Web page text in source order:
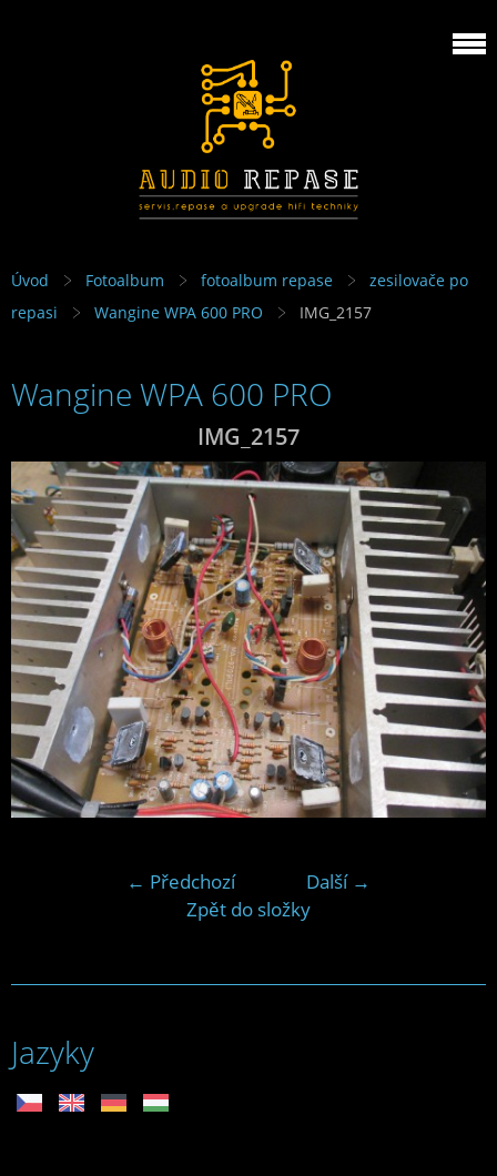
Úvod Fotoalbum fotoalbum repase
zesilovače po
repasi
Wangine WPA 600 PRO IMG_2157
Wangine WPA 600 PRO
IMG_2157
← Předchozí
Další →
Zpět do složky
Jazyky